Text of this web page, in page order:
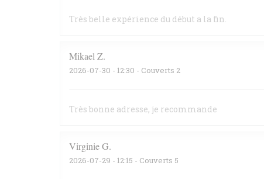
Très belle expérience du début a la fin.
Mikael Z
2026-07-30 - 12:30 - Couverts 2
Très bonne adresse, je recommande
VirginieG
2026-07-29 - 12:15 - Couverts 5